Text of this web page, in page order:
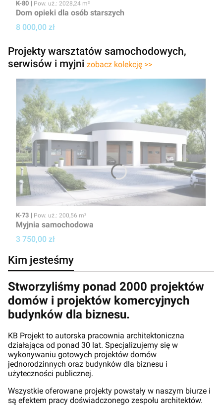
K-80 Pow. uż.: 2028,24 m²
Dom opieki dla osób starszych
Cena projektu
8 000,00 zł
Projekty warsztatów samochodowych,
serwisów i myjni zobacz kolekcję >>
Kod
K-73 Powierzchnia użytkowa
Pow. uż.: 200,56 m²
Myjnia samochodowa
Cena projektu
3 750,00 zł
Kim jesteśmy
Stworzyliśmy ponad 2000 projektów
domów i projektów komercyjnych
budynków dla biznesu.
KB Projekt to autorska pracownia architektoniczna
działająca od ponad 30 lat. Specjalizujemy się w
wykonywaniu gotowych projektów domów
jednorodzinnych oraz budynków dla biznesu i
użyteczności publicznej.
Wszystkie oferowane projekty powstały w naszym biurze i
są efektem pracy doświadczonego zespołu architektów.